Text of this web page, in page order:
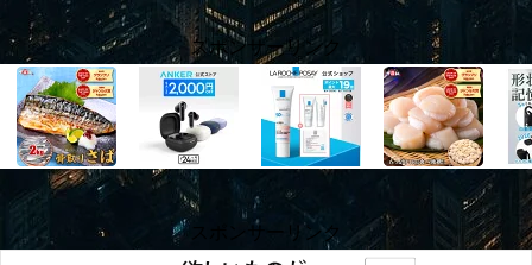
スポンサーリンク
スポンサーリンク